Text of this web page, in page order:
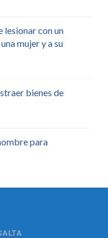
lesionar con un
mujer y a su
bienes de
para